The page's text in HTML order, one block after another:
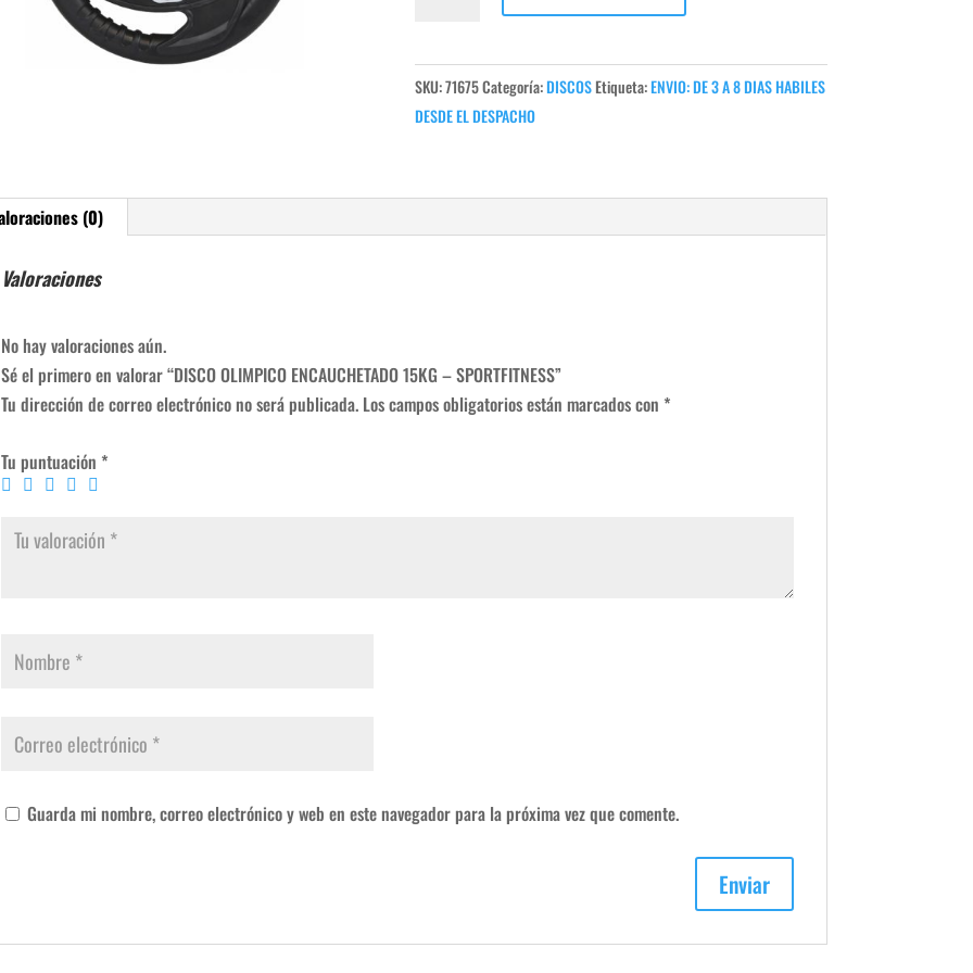
15KG
-
SPORTFITNESS
SKU:71675Categoría:DISCOS Etiqueta:ENVIO: DE 3 A 8 DIAS HABILES
DESDE EL DESPACHO
(0)
Valoraciones
No hay valoraciones aún.
Sé el primero en valorar “DISCO OLIMPICO ENCAUCHETADO 15KG – SPORTFITNESS”
Tu dirección de correo electrónico no será publicada. Los campos obligatorios están marcados con *
Tu puntuación *
Guarda mi nombre, correo electrónico y web en este navegador para la próxima vez que comente.